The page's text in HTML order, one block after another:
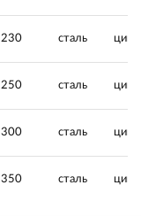
230 сталь цинк
250 сталь цинк
300 сталь цинк
350 сталь цинк